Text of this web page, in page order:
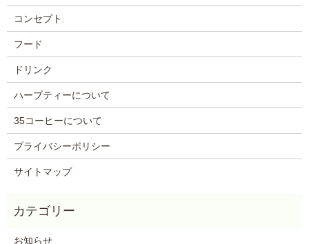
コンセプト
フード
ドリンク
ハーブティーについて
35コーヒーについて
プライバシーポリシー
サイトマップ
お知らせ